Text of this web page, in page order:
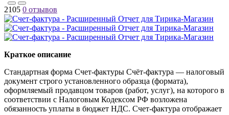
2105 0 отзывов
Краткое описание
Стандартная форма Счет-фактуры Счёт-фактура — налоговый
документ строго установленного образца (формата),
оформляемый продавцом товаров (работ, услуг), на которого в
соответствии с Налоговым Кодексом РФ возложена
обязанность уплаты в бюджет НДС. Счет-фактура отображает